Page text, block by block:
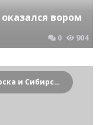
вором
0 904
Криминальные новости Новосибирска и Сибирского региона